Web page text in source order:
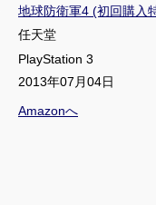
地球防衛軍4 (初回購入
任天堂
PlayStation 3
2013年07月04日
Amazonへ